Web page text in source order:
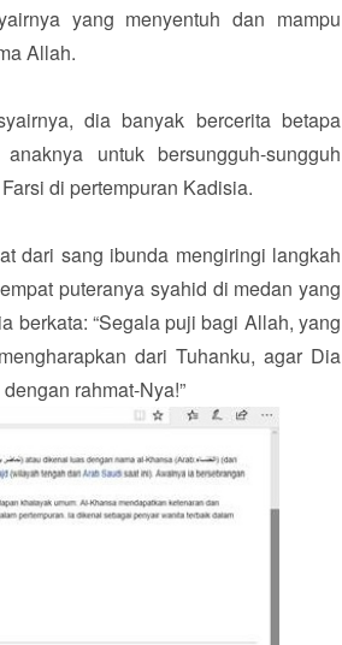
yang menyentuh dan mampu
Allah.
dia banyak bercerita betapa
untuk bersungguh-sungguh
di pertempuran Kadisia.
dari sang ibunda mengiringi langkah
puteranya syahid di medan yang
berkata: “Segala puji bagi Allah, yang
dari Tuhanku, agar Dia
rahmat-Nya!”